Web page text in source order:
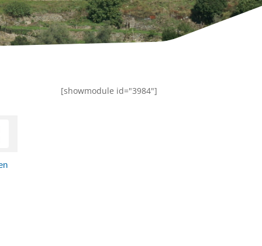
[showmodule id="3984"]